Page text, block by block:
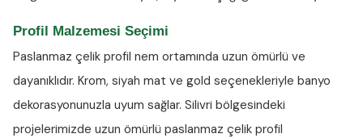
Profil Malzemesi Seçimi
Paslanmaz çelik profil nem ortamında uzun ömürlü ve
dayanıklıdır. Krom, siyah mat ve gold seçenekleriyle banyo
dekorasyonunuzla uyum sağlar. Silivri bölgesindeki
projelerimizde uzun ömürlü paslanmaz çelik profil